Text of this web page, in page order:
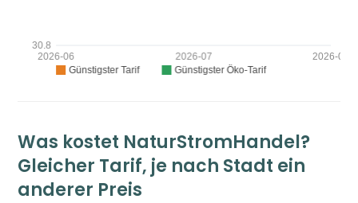
Was kostet NaturStromHandel?
Gleicher Tarif, je nach Stadt ein
anderer Preis